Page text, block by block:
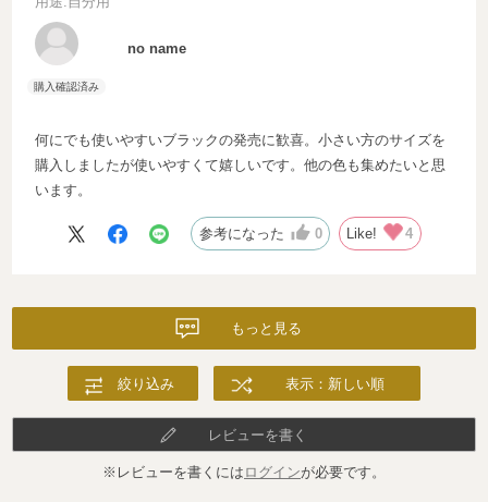
no name
何にでも使いやすいブラックの発売に歓喜。小さい方のサイズを
購入しましたが使いやすくて嬉しいです。他の色も集めたいと思
います。
参考になった 0 Like! 4
もっと見る
絞り込み 表示：新しい順
レビューを書く
※レビューを書くには ログインが必要です。